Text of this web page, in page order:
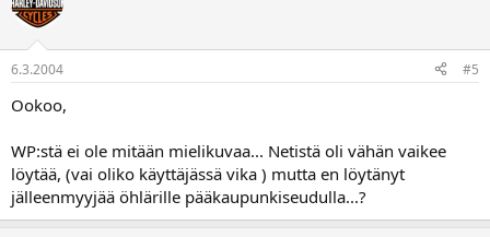
6.3.2004 #5
Ookoo,
WP:stä ei ole mitään mielikuvaa... Netistä oli vähän vaikee
löytää, (vai oliko käyttäjässä vika ) mutta en löytänyt
jälleenmyyjää öhlärille pääkaupunkiseudulla...?